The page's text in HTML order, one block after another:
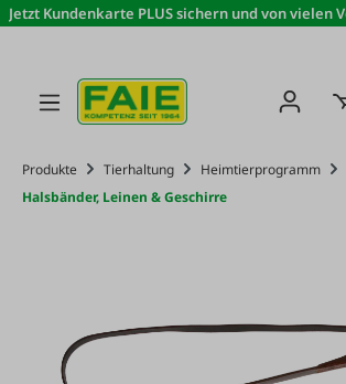
Zum Hauptinhalt springen
Jetzt Kundenkarte PLUS sichern und von
Produkte Tierhaltung Heimtierprogramm
Halsbänder, Leinen & Geschirre